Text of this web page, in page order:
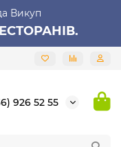
Викуп
926 52 55